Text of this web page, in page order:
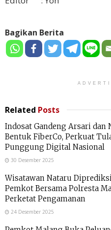
Bagikan Berita
Related Posts
Indosat Gandeng Arsari dan
Bentuk FiberCo, Perkuat
Punggung Digital Nasional
30 Desember 2025
Wisatawan Nataru
Pemkot Bersama Polresta
Perketat Pengamanan
24 Desember 2025